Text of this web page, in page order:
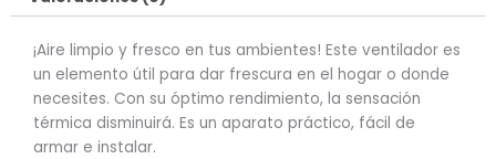
¡Aire limpio y fresco en tus ambientes! Este ventilador es
un elemento útil para dar frescura en el hogar o donde
necesites. Con su óptimo rendimiento, la sensación
térmica disminuirá. Es un aparato práctico, fácil de
armar e instalar.